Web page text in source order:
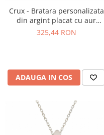
Crux - Bratara personalizata
din argint placat cu aur
galben 24K cruce cu text
325,44 RON
ADAUGA IN COS